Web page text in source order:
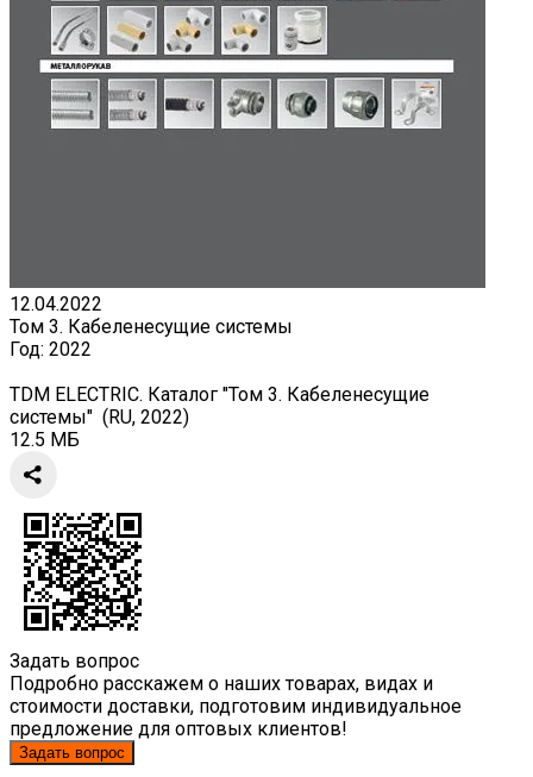
12.04.2022
Том 3. Кабеленесущие системы
Год: 2022
TDM ELECTRIC. Каталог "Том 3. Кабеленесущие
системы" (RU, 2022)
12.5 МБ
Задать вопрос
Подробно расскажем о наших товарах, видах и
стоимости доставки, подготовим индивидуальное
предложение для оптовых клиентов!
Задать вопрос